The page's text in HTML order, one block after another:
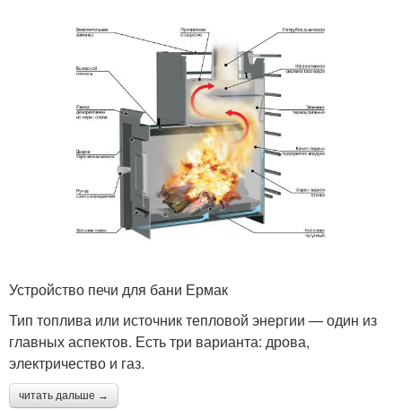
Устройство печи для бани Ермак
Тип топлива или источник тепловой энергии — один из
главных аспектов. Есть три варианта: дрова,
электричество и газ.
читать дальше →